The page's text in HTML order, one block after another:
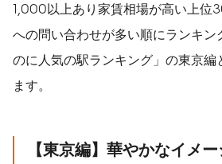
1,000以上あり家賃相場が高い上位
への問い合わせが多い順にランキン
のに人気の駅ランキング」の東京編
ます。
【東京編】華やかなイメ